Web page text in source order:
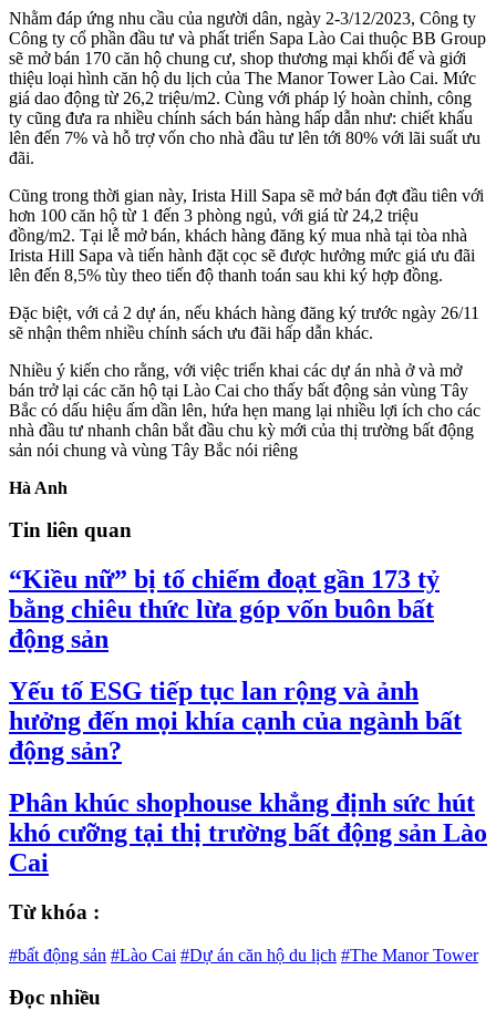
Nhằm đáp ứng nhu cầu của người dân, ngày 2-3/12/2023, Công ty
Công ty cổ phần đầu tư và phất triển Sapa Lào Cai thuộc BB Group
sẽ mở bán 170 căn hộ chung cư, shop thương mại khối đế và giới
thiệu loại hình căn hộ du lịch của The Manor Tower Lào Cai. Mức
giá dao động từ 26,2 triệu/m2. Cùng với pháp lý hoàn chỉnh, công
ty cũng đưa ra nhiều chính sách bán hàng hấp dẫn như: chiết khấu
lên đến 7% và hỗ trợ vốn cho nhà đầu tư lên tới 80% với lãi suất ưu
đãi.
Cũng trong thời gian này, Irista Hill Sapa sẽ mở bán đợt đầu tiên với
hơn 100 căn hộ từ 1 đến 3 phòng ngủ, với giá từ 24,2 triệu
đồng/m2. Tại lễ mở bán, khách hàng đăng ký mua nhà tại tòa nhà
Irista Hill Sapa và tiến hành đặt cọc sẽ được hưởng mức giá ưu đãi
lên đến 8,5% tùy theo tiến độ thanh toán sau khi ký hợp đồng.
Đặc biệt, với cả 2 dự án, nếu khách hàng đăng ký trước ngày 26/11
sẽ nhận thêm nhiều chính sách ưu đãi hấp dẫn khác.
Nhiều ý kiến cho rằng, với việc triển khai các dự án nhà ở và mở
bán trở lại các căn hộ tại Lào Cai cho thấy bất động sản vùng Tây
Bắc có dấu hiệu ấm dần lên, hứa hẹn mang lại nhiều lợi ích cho các
nhà đầu tư nhanh chân bắt đầu chu kỳ mới của thị trường bất động
sản nói chung và vùng Tây Bắc nói riêng
Hà Anh
Tin liên quan
“Kiều nữ” bị tố chiếm đoạt gần 173 tỷ
bằng chiêu thức lừa góp vốn buôn bất
động sản
Yếu tố ESG tiếp tục lan rộng và ảnh
hưởng đến mọi khía cạnh của ngành bất
động sản?
Phân khúc shophouse khẳng định sức hút
khó cưỡng tại thị trường bất động sản Lào
Cai
Từ khóa :
#bất động sản #Lào Cai #Dự án căn hộ du lịch #The Manor Tower
Đọc nhiều